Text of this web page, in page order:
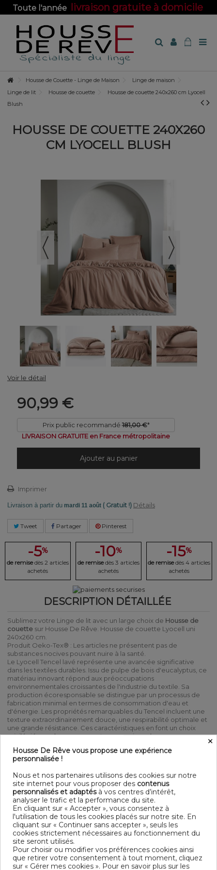
Toute l'année livraison gratuite à domicile
Housse de Couette - Linge de Maison
Linge de maison
Linge de lit
Housse de couette
Housse de couette 240x260 cm Lyocell
Blush
HOUSSE DE COUETTE 240X260
CM LYOCELL BLUSH
Voir le détail
90,99 €
Prix public recommandé 181,00 €*
LIVRAISON GRATUITE en France métropolitaine
Ajouter au panier
Imprimer
Livraison à partir du mardi 11 août ( Gratuit !) Détails
Tweet Partager Pinterest
-5%
de remise dès 2 articles
achetés
-10%
de remise dès 3 articles
achetés
-15%
de remise dès 4 articles
achetés
DESCRIPTION DÉTAILLÉE
Sublimez votre Linge de lit avec un large choix de Housse de
couette sur Housse De Rêve. Housse de couette Lyocell uni
240x260 cm.
Produit Oeko-Tex® : Les articles ne présentent pas de
substances nocives pouvant nuire à la santé.
Le Lyocell Tencel lavé représente une avancée significative
dans les textiles durables. Issu de pulpe de bois d'eucalyptus, ce
matériau innovant répond aux préoccupations
environnementales croissantes de l'industrie du textile. Sa
production écoresponsable se distingue par un processus de
fabrication minimal en termes de consommation d'eau et
d'énergie. Les propriétés remarquables du Tencel incluent une
texture extraordinairement douce, une respirabilité optimale et
une grande résistance. Ces caractéristiques en font un choix
privilégié pour les consommateurs soucieux de
performance technique et engagement écologique.
Laver votre linge sur l'envers afin de protéger les couleurs
100% Lyocell Tencel lavé - 320 TC - 135 GSM 260 x 240 cm
Fermeture avec un zip Lavable à 30° C (avec des couleurs
similaires) - Repassage à basse température - Sèche linge
modéré possible
Contenu
1 housse de couette 260x240 cm
DESCRIPTIF TECHNIQUE
×
Housse De Rêve vous propose une expérience
personnalisée !
Nous et nos partenaires utilisons des cookies sur notre
site internet pour vous proposer des contenus
personnalisés et adaptésà vos centres d’intérêt,
analyser le trafic et la performance du site.
En cliquant sur « Accepter », vous consentez à
l'utilisation de tous les cookies placés sur notre site. En
cliquant sur « Continuer sans accepter », seuls les
cookies strictement nécessaires au fonctionnement du
site seront utilisés.
Pour choisir ou modifier vos préférences cookies ainsi
que retirer votre consentement à tout moment, cliquez
sur « Gérer mes cookies ». Pour en savoir plus sur les